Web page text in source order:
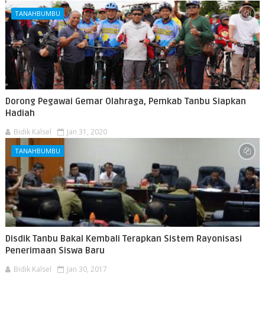
TANAHBUMBU
Dorong Pegawai Gemar Olahraga, Pemkab Tanbu Siapkan
Hadiah
Bidik Kalsel Jan 31, 2020
TANAHBUMBU
Disdik Tanbu Bakal Kembali Terapkan Sistem Rayonisasi
Penerimaan Siswa Baru
Bidik Kalsel Jan 30, 2017